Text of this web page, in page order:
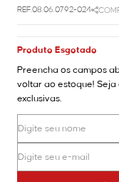
REF.08.06.0792-024
Produto Esgotado
Preencha os campos
voltar ao estoque!
exclusivas.